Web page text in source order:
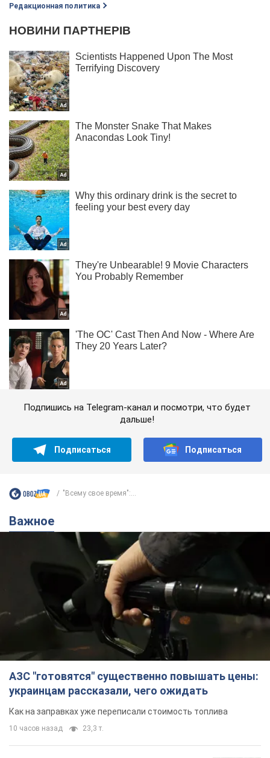
Редакционная политика
Подпишись на Telegram-канал и посмотри, что будет
дальше!
Подписаться Подписаться
"Всему свое время":...
Важное
АЗС "готовятся" существенно повышать цены:
украинцам рассказали, чего ожидать
Как на заправках уже переписали стоимость топлива
10 часов назад 23,3 т.